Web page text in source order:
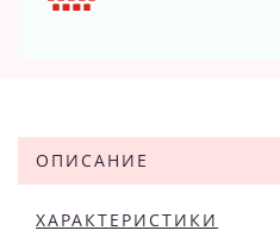
ОПИСАНИЕ
ХАРАКТЕРИСТИКИ